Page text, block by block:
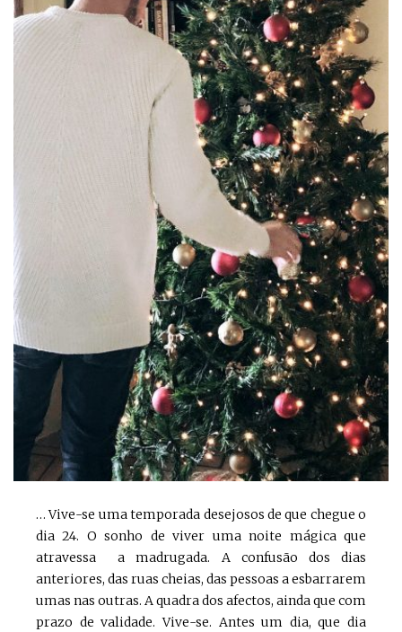
… Vive-se uma temporada desejosos de que chegue o
dia 24. O sonho de viver uma noite mágica que
atravessa a madrugada. A confusão dos dias
anteriores, das ruas cheias, das pessoas a esbarrarem
umas nas outras. A quadra dos afectos, ainda que com
prazo de validade. Vive-se. Antes um dia, que dia